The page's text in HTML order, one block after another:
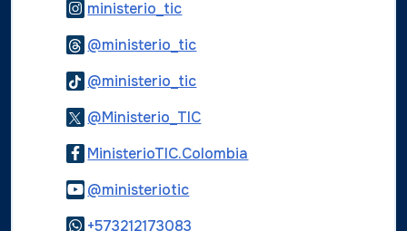
ministerio_ticLogo Instagram
@ministerio_ticLogo Threads
@ministerio_ticLogo Tiktok
@Ministerio_TICLogo Twitter
MinisterioTIC.Colombia
@ministerioticLogo Youtube
+573212173083